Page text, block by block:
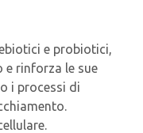
e probiotici,
e rinforza le sue
i processi di